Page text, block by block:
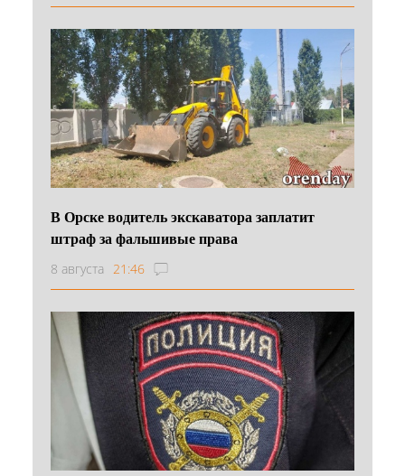
В Орске водитель экскаватора заплатит
штраф за фальшивые права
8 августа 21:46